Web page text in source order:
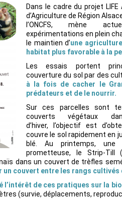
Dans le cadre du projet LIFE
d’Agriculture de Région
l’ONCFS, mène
expérimentations en plein
le maintien d’une agricultur
habitat plus favorable à la
Les essais portent
couverture du sol par des
à la fois de cacher le
prédateurs et de le nourrir.
Sur ces parcelles sont
couverts végétaux
d’hiver, l’objectif est
couvre le sol rapidement en
blé. Au printemps, une
prometteuse, le Strip-Till
dans un couvert de trèfles semé
couvert entre les rangs cultivés
l’intérêt de ces pratiques sur la
(survie, déplacements,